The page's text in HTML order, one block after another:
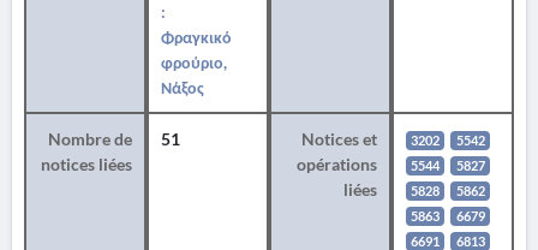
:
Φραγκικό
φρούριο,
Νάξος
Nombre de
notices liées
51
Notices et
opérations
liées
3202
5542
5544
5827
5828
5862
5863
6679
6691
6813